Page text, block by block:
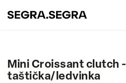
Mini Croissant clutch -
taštička/ledvinka